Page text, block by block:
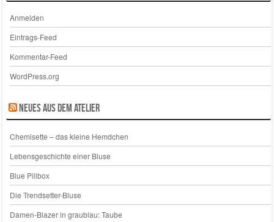
Anmelden
Eintrags-Feed
Kommentar-Feed
WordPress.org
Neues aus dem Atelier
Chemisette – das kleine Hemdchen
Lebensgeschichte einer Bluse
Blue Pillbox
Die Trendsetter-Bluse
Damen-Blazer in graublau: Taube